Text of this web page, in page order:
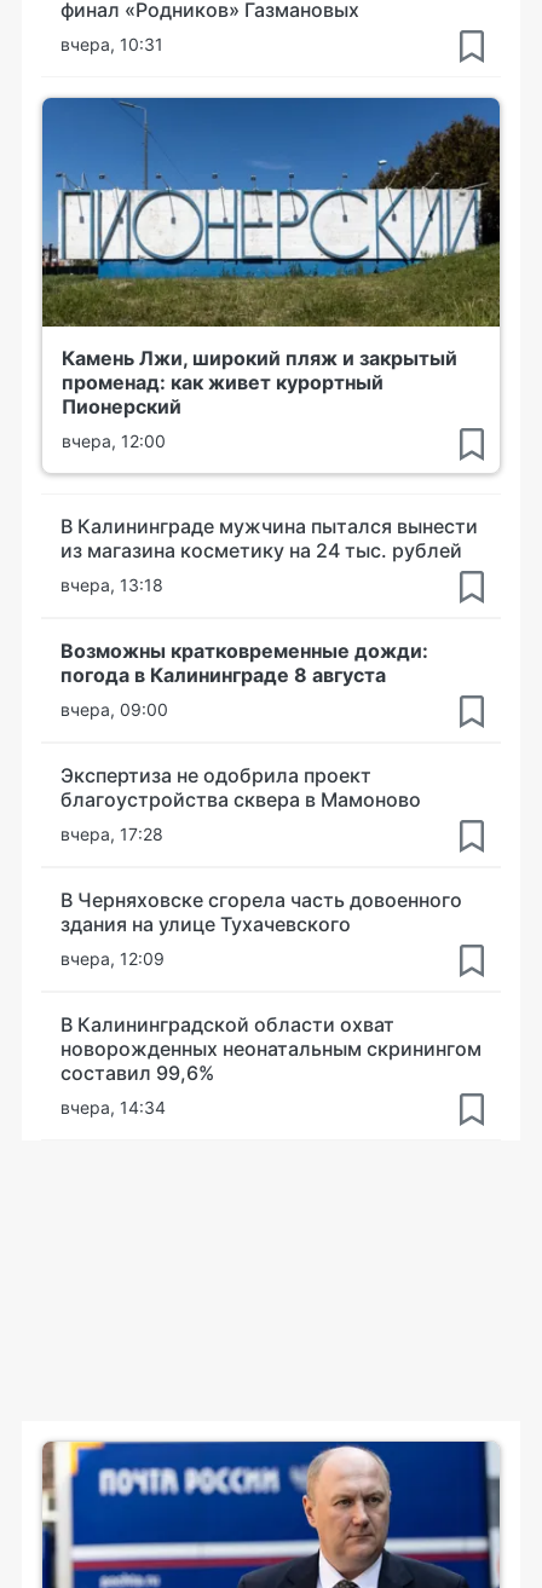
финал «Родников» Газмановых
вчера, 10:31
Камень Лжи, широкий пляж и закрытый
променад: как живет курортный
Пионерский
вчера, 12:00
В Калининграде мужчина пытался вынести
из магазина косметику на 24 тыс. рублей
вчера, 13:18
Возможны кратковременные дожди:
погода в Калининграде 8 августа
вчера, 09:00
Экспертиза не одобрила проект
благоустройства сквера в Мамоново
вчера, 17:28
В Черняховске сгорела часть довоенного
здания на улице Тухачевского
вчера, 12:09
В Калининградской области охват
новорожденных неонатальным скринингом
составил 99,6%
вчера, 14:34